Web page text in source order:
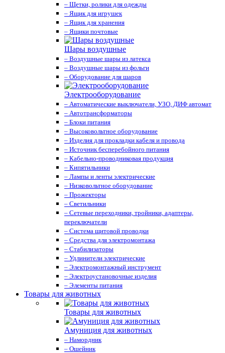
– Щетки, ролики для одежды
– Ящик для игрушек
– Ящик для хранения
– Ящики почтовые
Шары воздушные
– Воздушные шары из латекса
– Воздушные шары из фольги
– Оборудование для шаров
Электрооборудование
– Автоматические выключатели, УЗО, ДИФ автомат
– Автотрансформаторы
– Блоки питания
– Высоковольтное оборудование
– Изделия для прокладки кабеля и провода
– Источник бесперебойного питания
– Кабельно-проводниковая продукция
– Кипятильники
– Лампы и ленты электрические
– Низковольтное оборудование
– Прожекторы
– Светильники
– Сетевые переходники, тройники, адаптеры,
переключатели
– Система щитовой проводки
– Средства для электромонтажа
– Стабилизаторы
– Удлинители электрические
– Электромонтажный инструмент
– Электроустановочные изделия
– Элементы питания
Товары для животных
Товары для животных
Амуниция для животных
– Намордник
– Ошейник